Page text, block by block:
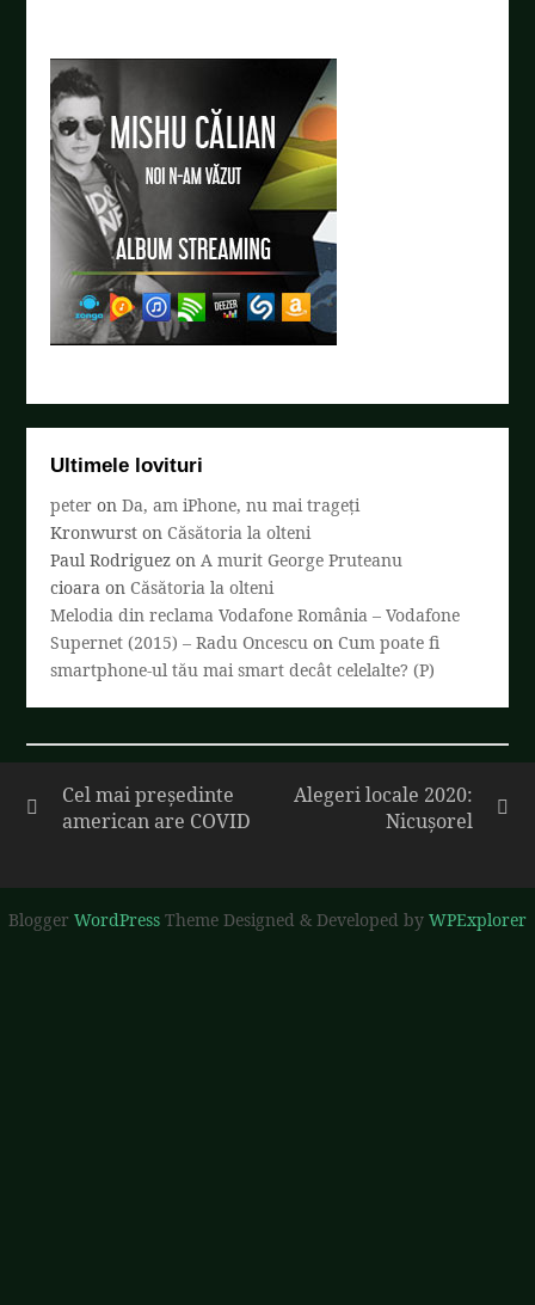
Ultimele lovituri
peter onDa, am iPhone, nu mai trageți
Kronwurst onCăsătoria la olteni
Paul Rodriguez onA murit George Pruteanu
cioara onCăsătoria la olteni
Melodia din reclama Vodafone România – Vodafone
Supernet (2015) – Radu Oncescu onCum poate fi
smartphone-ul tău mai smart decât celelalte? (P)
Cel mai președinte
american are COVID
Alegeri locale 2020:
Nicușorel
Blogger WordPress Theme Designed & Developed by WPExplorer